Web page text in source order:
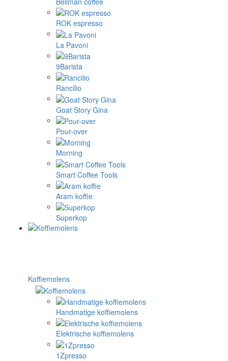
ROK espresso
La Pavoni
9Barista
Rancilio
Goat Story Gina
Pour-over
Morning
Smart Coffee Tools
Aram koffie
Superkop
Koffiemolens
Handmatige koffiemolens
Elektrische koffiemolens
1Zpresso